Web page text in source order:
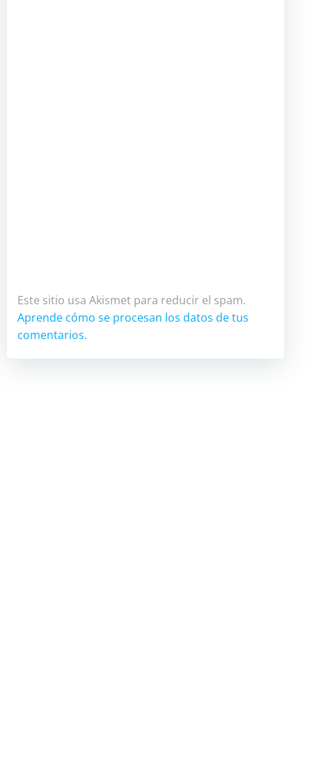
Este sitio usa Akismet para reducir el spam.
Aprende cómo se procesan los datos de tus
comentarios.